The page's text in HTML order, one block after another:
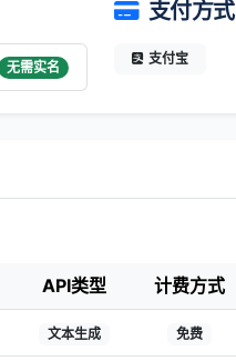
无需实名
支付方式
支付宝
API类型 计费方式
文本生成 免费